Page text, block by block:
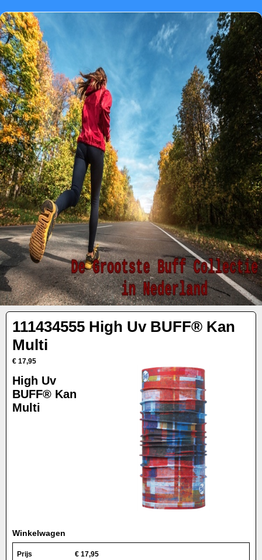
111434555 High Uv BUFF® Kan
Multi
€ 17,95
High Uv
BUFF® Kan
Multi
Winkelwagen
Prijs € 17,95